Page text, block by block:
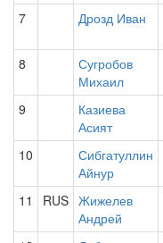
7 Дрозд Иван
8
Сугробов
Михаил
9
Казиева
Асият
10
Сибгатуллин
Айнур
11 RUS Жижелев
Андрей